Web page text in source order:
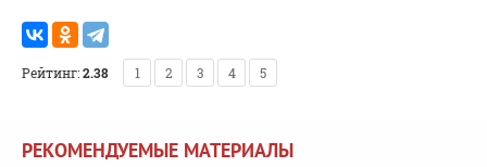
Рейтинг:2.38 1 2 3 4 5
РЕКОМЕНДУЕМЫЕ МАТЕРИАЛЫ